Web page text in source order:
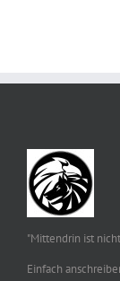
"Mittendrin ist
Einfach